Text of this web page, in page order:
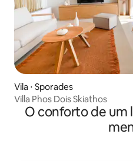
Vila ⋅ Sporades
Villa Phos Dois Skiathos
O conforto de um